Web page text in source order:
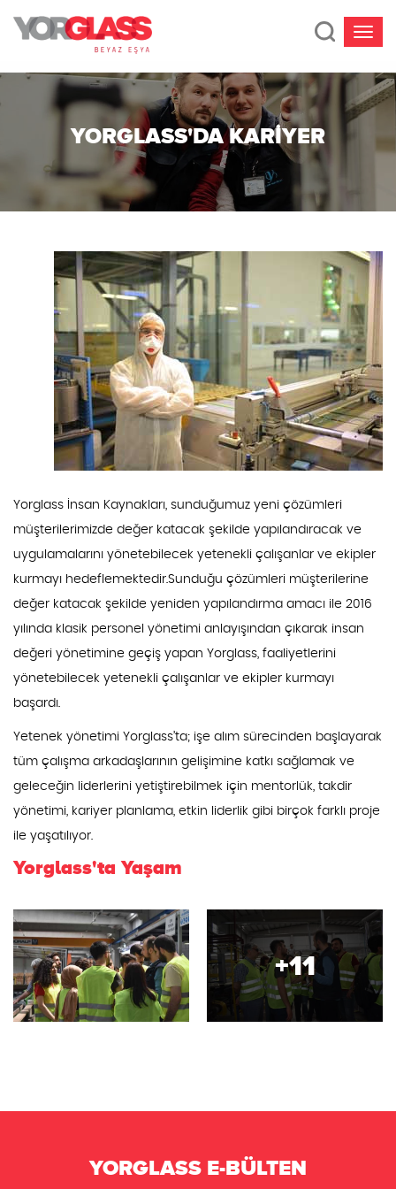
YORGLASS'DA KARIYER
Yorglass İnsan Kaynakları, sunduğumuz yeni çözümleri
müşterilerimizde değer katacak şekilde yapılandıracak ve
uygulamalarını yönetebilecek yetenekli çalışanlar ve ekipler
kurmayı hedeflemektedir.Sunduğu çözümleri müşterilerine
değer katacak şekilde yeniden yapılandırma amacı ile 2016
yılında klasik personel yönetimi anlayışından çıkarak insan
değeri yönetimine geçiş yapan Yorglass, faaliyetlerini
yönetebilecek yetenekli çalışanlar ve ekipler kurmayı
başardı.
Yetenek yönetimi Yorglass’ta; işe alım sürecinden başlayarak
tüm çalışma arkadaşlarının gelişimine katkı sağlamak ve
geleceğin liderlerini yetiştirebilmek için mentorlük, takdir
yönetimi, kariyer planlama, etkin liderlik gibi birçok farklı proje
ile yaşatılıyor.
Yorglass'ta Yaşam
+11
YORGLASS E-BÜLTEN